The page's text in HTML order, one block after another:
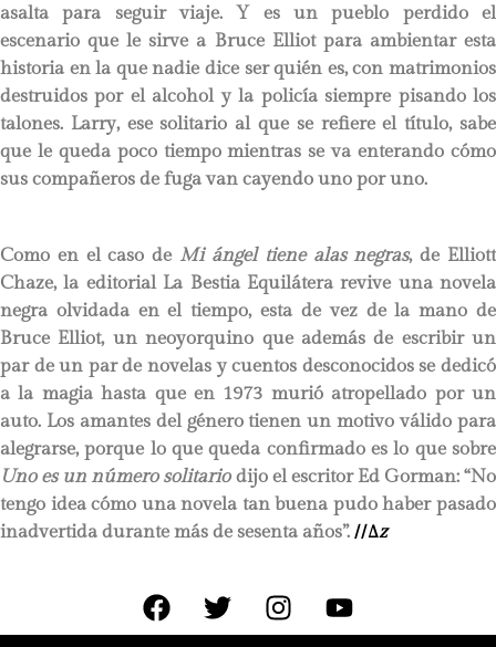
asalta para seguir viaje. Y es un pueblo perdido el
escenario que le sirve a Bruce Elliot para ambientar esta
historia en la que nadie dice ser quién es, con matrimonios
destruidos por el alcohol y la policía siempre pisando los
talones. Larry, ese solitario al que se refiere el título, sabe
que le queda poco tiempo mientras se va enterando cómo
sus compañeros de fuga van cayendo uno por uno.
Como en el caso de Mi ángel tiene alas negras, de Elliott
Chaze, la editorial La Bestia Equilátera revive una novela
negra olvidada en el tiempo, esta de vez de la mano de
Bruce Elliot, un neoyorquino que además de escribir un
par de un par de novelas y cuentos desconocidos se dedicó
a la magia hasta que en 1973 murió atropellado por un
auto. Los amantes del género tienen un motivo válido para
alegrarse, porque lo que queda confirmado es lo que sobre
Uno es un número solitariodijo el escritor Ed Gorman: “No
tengo idea cómo una novela tan buena pudo haber pasado
inadvertida durante más de sesenta años”. //∆z